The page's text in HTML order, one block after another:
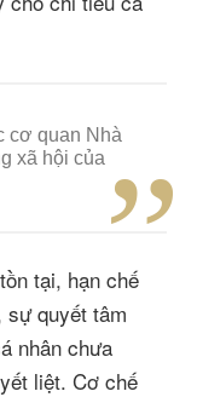
cơ quan Nhà
xã hội của
tại, hạn chế
sự quyết tâm
nhân chưa
liệt. Cơ chế